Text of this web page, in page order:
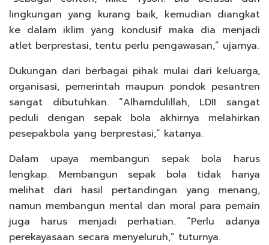
lingkungan yang kurang baik, kemudian diangkat
ke dalam iklim yang kondusif maka dia menjadi
atlet berprestasi, tentu perlu pengawasan,” ujarnya.
Dukungan dari berbagai pihak mulai dari keluarga,
organisasi, pemerintah maupun pondok pesantren
sangat dibutuhkan. “Alhamdulillah, LDII sangat
peduli dengan sepak bola akhirnya melahirkan
pesepakbola yang berprestasi,” katanya.
Dalam upaya membangun sepak bola harus
lengkap. Membangun sepak bola tidak hanya
melihat dari hasil pertandingan yang menang,
namun membangun mental dan moral para pemain
juga harus menjadi perhatian. “Perlu adanya
perekayasaan secara menyeluruh,” tuturnya.